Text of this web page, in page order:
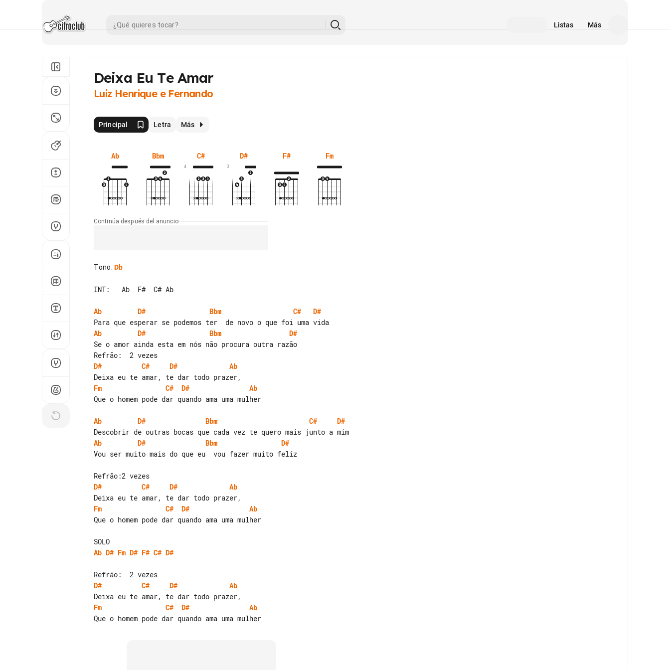
Listas Más
Deixa Eu Te Amar
Luiz Henrique e Fernando
Principal Letra Más
Ab Bbm C#
4
D#
3
F# Fm
Continúa después del anuncio
Tono: Db
INT:   Ab  F#  C# Ab
Ab D# Bbm C#
D#
Ab
D# Bbm
D#
Se o amor ainda esta em nós não procura outra razão
D#
C# D#
Ab
Fm
C# D#
Ab
Que o homem pode dar quando ama uma mulher
Ab D# Bbm C#
D#
Ab
D# Bbm
D#
Vou ser muito mais do que eu  vou fazer muito feliz
D#
C# D#
Ab
Fm
C# D#
Ab
Que o homem pode dar quando ama uma mulher
Ab D# Fm D# F# C# D#
D#
C# D#
Ab
Fm
C# D#
Ab